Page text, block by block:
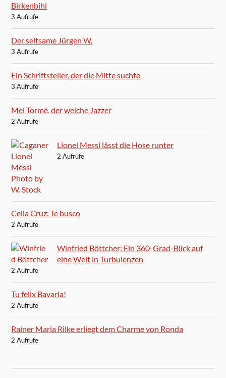
Birkenbihl
3 Aufrufe
Der seltsame Jürgen W.
3 Aufrufe
Ein Schriftsteller, der die Mitte suchte
3 Aufrufe
Mel Tormé, der weiche Jazzer
2 Aufrufe
Lionel Messi lässt die Hose runter
2 Aufrufe
Celia Cruz: Te busco
2 Aufrufe
Winfried Böttcher: Ein 360-Grad-Blick auf
eine Welt in Turbulenzen
2 Aufrufe
Tu felix Bavaria!
2 Aufrufe
Rainer Maria Rilke erliegt dem Charme von Ronda
2 Aufrufe